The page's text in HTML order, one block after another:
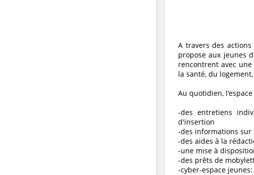
A travers des actions
propose aux jeunes
rencontrent avec
la santé, du
Au quotidien,
-des entretiens
d'insertion
-des informations sur
-des aides à la
-une mise à
-des prêts de
-cyber-espace